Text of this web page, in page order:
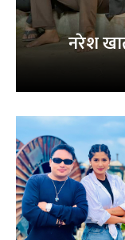
नरेश